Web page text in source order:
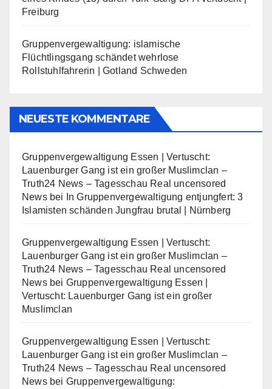
Freiburg
Gruppenvergewaltigung: islamische
Flüchtlingsgang schändet wehrlose
Rollstuhlfahrerin | Gotland Schweden
NEUESTE KOMMENTARE
Gruppenvergewaltigung Essen | Vertuscht:
Lauenburger Gang ist ein großer Muslimclan –
Truth24 News – Tagesschau Real uncensored
Newsbei
In Gruppenvergewaltigung entjungfert: 3
Islamisten schänden Jungfrau brutal | Nürnberg
Gruppenvergewaltigung Essen | Vertuscht:
Lauenburger Gang ist ein großer Muslimclan –
Truth24 News – Tagesschau Real uncensored
Newsbei Gruppenvergewaltigung Essen |
Vertuscht: Lauenburger Gang ist ein großer
Muslimclan
Gruppenvergewaltigung Essen | Vertuscht:
Lauenburger Gang ist ein großer Muslimclan –
Truth24 News – Tagesschau Real uncensored
Newsbei Gruppenvergewaltigung: